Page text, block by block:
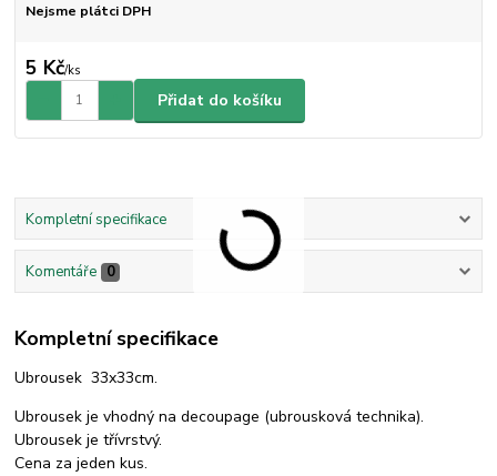
Nejsme plátci DPH
5 Kč/ks
Přidat do košíku
Kompletní specifikace
Komentáře 0
Kompletní specifikace
Ubrousek 33x33cm.
Ubrousek je vhodný na decoupage (ubrousková technika).
Ubrousek je třívrstvý.
Cena za jeden kus.